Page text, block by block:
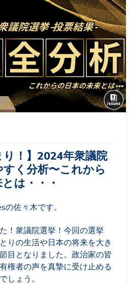
り！】2024年衆議院
く分析〜これから
は・・・
の佐々木です。
！衆議院選挙！今回の選挙
りの生活や日本の将来を大き
目となりました。政治家の皆
権者の声を真摯に受け止める
しょう。